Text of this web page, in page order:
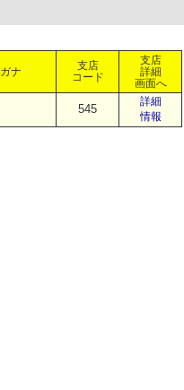
ナ
支店
コード
支店
詳細
画面へ
545
詳細
情報